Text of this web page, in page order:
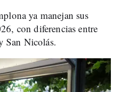
ya manejan sus
con diferencias entre
San Nicolás.